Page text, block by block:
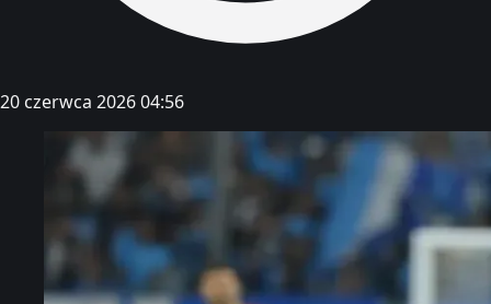
20 czerwca 2026 04:56